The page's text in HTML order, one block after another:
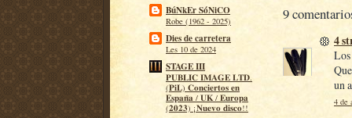
BúNkEr SóNiCO
Robe (1962 - 2025)
Dies de carretera
Les 10 de 2024
STAGE III
𝐏𝐔𝐁𝐋𝐈𝐂 𝐈𝐌𝐀𝐆𝐄 𝐋𝐓𝐃.
(𝐏𝐢𝐋) 𝐂𝐨𝐧𝐜𝐢𝐞𝐫𝐭𝐨𝐬 𝐞𝐧
𝐄𝐬𝐩𝐚𝐧̃𝐚 / 𝐔𝐊 / 𝐄𝐮𝐫𝐨𝐩𝐚
(𝟐𝟎𝟐𝟑) ¡𝐍𝐮𝐞𝐯𝐨 𝐝𝐢𝐬𝐜𝐨!!
9
4
un
4 de